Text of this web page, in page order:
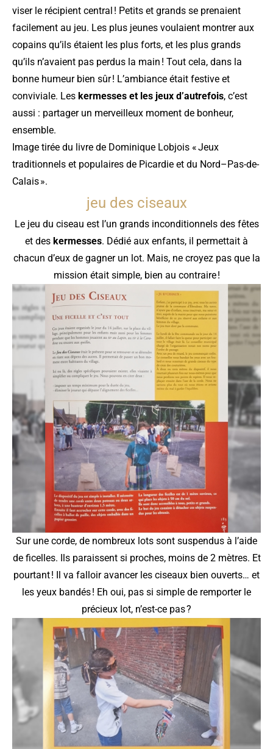
viser le récipient central ! Petits et grands se prenaient
facilement au jeu. Les plus jeunes voulaient montrer aux
copains qu’ils étaient les plus forts, et les plus grands
qu’ils n’avaient pas perdus la main ! Tout cela, dans la
bonne humeur bien sûr ! L’ambiance était festive et
conviviale. Les kermesses et les jeux d’autrefois, c’est
aussi : partager un merveilleux moment de bonheur,
ensemble.
Image tirée du livre de Dominique Lobjois « Jeux
traditionnels et populaires de Picardie et du Nord–Pas-de-
Calais ».
jeu des ciseaux
Le jeu du ciseau est l’un grands inconditionnels des fêtes
et des kermesses. Dédié aux enfants, il permettait à
chacun d’eux de gagner un lot. Mais, ne croyez pas que la
mission était simple, bien au contraire !
Sur une corde, de nombreux lots sont suspendus à l’aide
de ficelles. Ils paraissent si proches, moins de 2 mètres. Et
pourtant ! Il va falloir avancer les ciseaux bien ouverts… et
les yeux bandés ! Eh oui, pas si simple de remporter le
précieux lot, n’est-ce pas ?